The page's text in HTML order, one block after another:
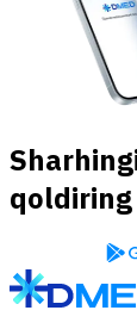
qoldiring